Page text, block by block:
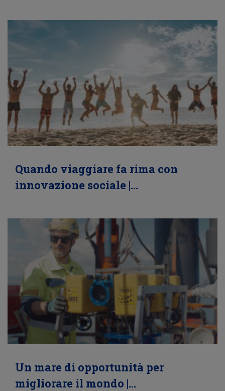
Quando viaggiare fa rima con
innovazione sociale |…
Un mare di opportunità per
migliorare il mondo |…